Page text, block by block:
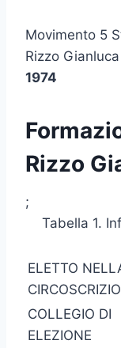
Movimento 5
Rizzo
1974
Rizzo
;
Tabella 1.
ELETTO
COLLEGIO DI
ELEZIONE